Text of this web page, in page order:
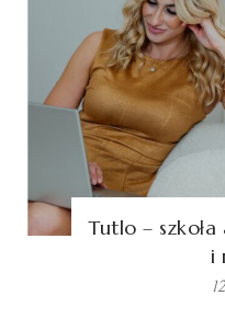
Tutlo –
i